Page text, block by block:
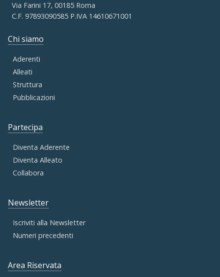
Via Farini 17, 00185 Roma
C.F. 97893090585 P.IVA 14610671001
Chi siamo
Aderenti
Alleati
Struttura
Pubblicazioni
Partecipa
Diventa Aderente
Diventa Alleato
Collabora
Newsletter
Iscriviti alla Newsletter
Numeri precedenti
Area Riservata